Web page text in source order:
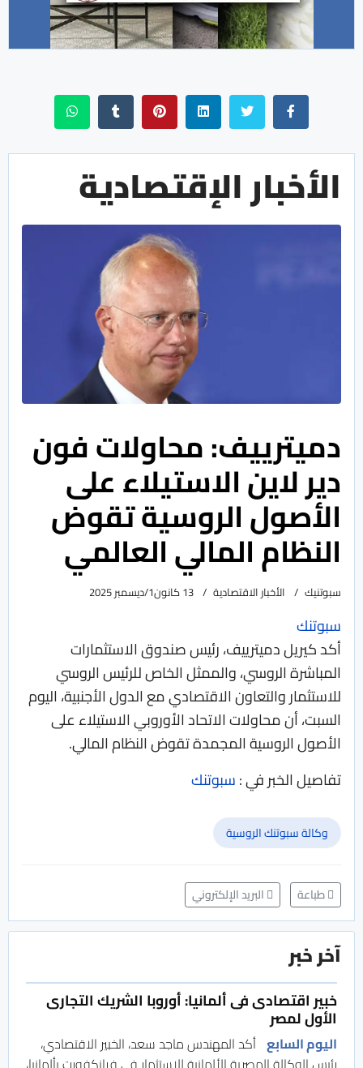
الأخبار الإقتصادية
دميترييف: محاولات فون
دير لاين الاستيلاء على
الأصول الروسية تقوض
النظام المالي العالمي
سبوتنيك الأخبار الاقتصادية 13 كانون1/ديسمبر 2025
سبوتنك
أكد كيريل دميترييف، رئيس صندوق الاستثمارات
المباشرة الروسي، والممثل الخاص للرئيس الروسي
للاستثمار والتعاون الاقتصادي مع الدول الأجنبية، اليوم
السبت، أن محاولات الاتحاد الأوروبي الاستيلاء على
الأصول الروسية المجمدة تقوض النظام المالي.
تفاصيل الخبر في :سبوتنك
وكالة سبوتنك الروسية
طباعة البريد الإلكتروني
آخر خبر
خبير اقتصادى فى ألمانيا: أوروبا الشريك التجارى
الأول لمصر
اليوم السابع أكد المهندس ماجد سعد، الخبير الاقتصادي،